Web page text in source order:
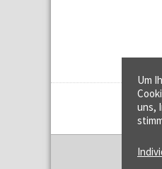
Um
uns,